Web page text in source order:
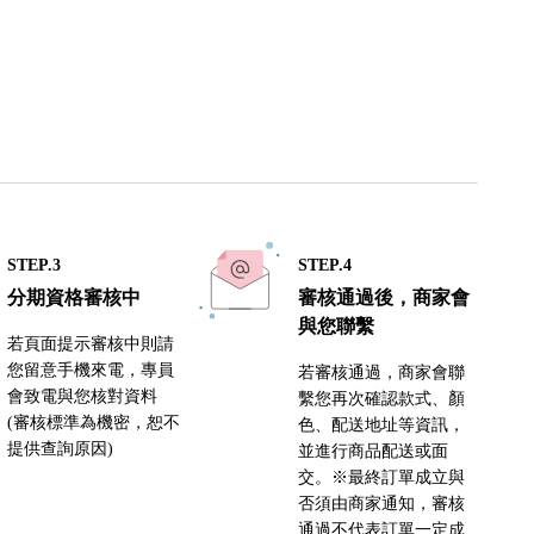
STEP.3
分期資格審核中
若頁面提示審核中則請
您留意手機來電，專員
會致電與您核對資料
(審核標準為機密，恕不
提供查詢原因)
STEP.4
審核通過後，商家會
與您聯繫
若審核通過，商家會聯
繫您再次確認款式、顏
色、配送地址等資訊，
並進行商品配送或面
交。※最終訂單成立與
否須由商家通知，審核
通過不代表訂單一定成